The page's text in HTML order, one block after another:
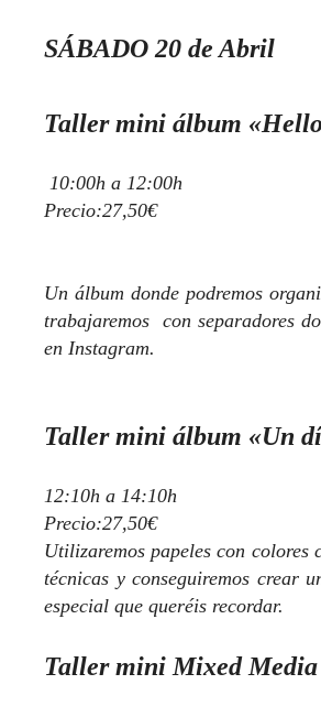
SÁBADO 20 de Abril
Taller mini álbum
10:00h a 12:00h
Precio:27,50€
Un álbum donde podremos
trabajaremos con separadores
en Instagram.
Taller mini álbum «Un
12:10h a 14:10h
Precio:27,50€
Utilizaremos papeles con colores
técnicas y conseguiremos crear
especial que queréis recordar.
Taller mini Mixed